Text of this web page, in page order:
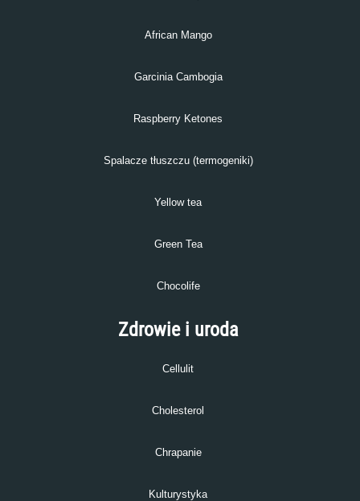
African Mango
Garcinia Cambogia
Raspberry Ketones
Spalacze tłuszczu (termogeniki)
Yellow tea
Green Tea
Chocolife
Zdrowie i uroda
Cellulit
Cholesterol
Chrapanie
Kulturystyka